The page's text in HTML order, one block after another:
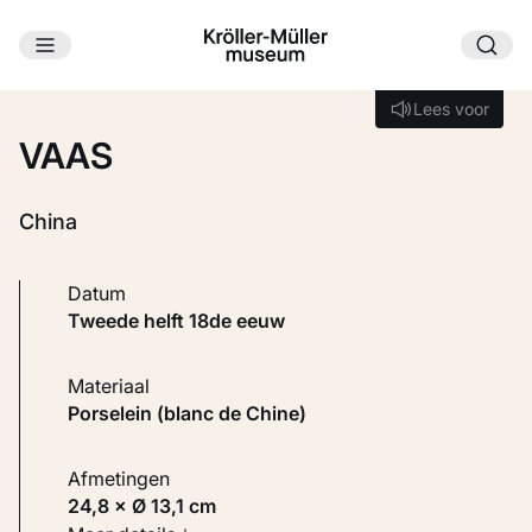
Ga naar hoofdinhoud
Lees voor
Lees voor
VAAS
China
Datum
tweede helft 18de eeuw
Materiaal
Porselein (blanc de Chine)
Afmetingen
24,8 × Ø 13,1 cm